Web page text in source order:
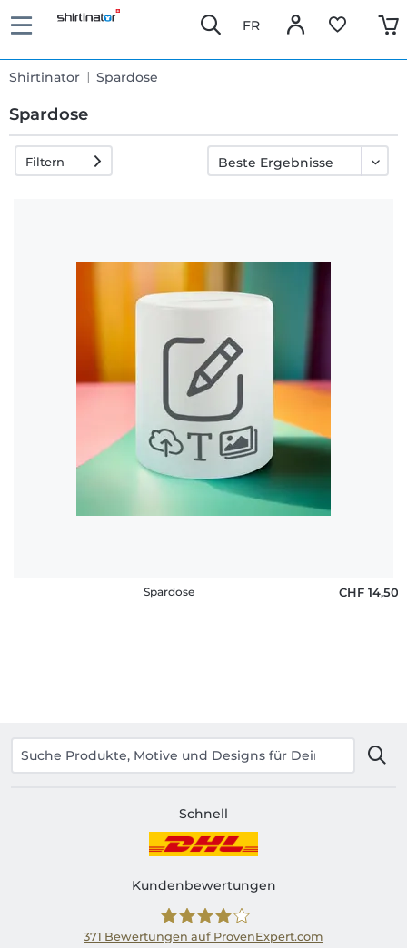
FR
Shirtinator Spardose
Spardose
Fragen
Filtern
Spardose CHF 14,50
Schnell
Kundenbewertungen
371 Bewertungen auf ProvenExpert.com